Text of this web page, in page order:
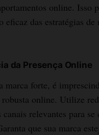
online. Isso
eficaz das estratégias
da Presença Online
marca forte, é
robusta online. Utilize
relevantes para se
que sua marca